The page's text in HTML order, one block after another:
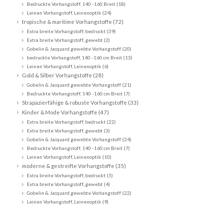
Bedruckte Vorhangstoff, 140 -160 Breit (18)
Leinen Vorhangstoff, Leinenoptik (24)
tropische & maritime Vorhangstoffe (72)
Extra breite Vorhangstoff, bedruckt (39)
Extra breite Vorhangstoff, gewebt (2)
Gobelin & Jacquard gewebte Vorhangstoff (20)
bedruckte Vorhangstoff, 140 -160 cm Breit (13)
Leinen Vorhangstoff, Leinenoptik (6)
Gold & Silber Vorhangstoffe (28)
Gobelin & Jacquard gewebte Vorhangstoff (21)
Bedruckte Vorhangstoff, 140 -160 cm Breit (7)
Strapazierfähige & robuste Vorhangstoffe (33)
Kinder & Mode Vorhangstoffe (47)
Extra breite Vorhangstoff, bedruckt (22)
Extra breite Vorhangstoff, gewebt (3)
Gobelin & Jacquard gewebte Vorhangstoff (24)
Bedruckte Vorhangstoff, 140 -160 cm Breit (7)
Leinen Vorhangstoff, Leinenoptik (10)
moderne & gestreifte Vorhangstoffe (35)
Extra breite Vorhangstoff, bedruckt (5)
Extra breite Vorhangstoff, gewebt (4)
Gobelin & Jacquard gewebte Vorhangstoff (22)
Leinen Vorhangstoff, Leinenoptik (9)